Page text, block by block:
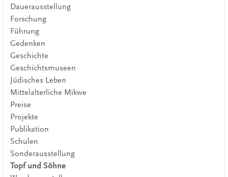
Dauerausstellung
Forschung
Führung
Gedenken
Geschichte
Geschichtsmuseen
Jüdisches Leben
Mittelalterliche Mikwe
Preise
Projekte
Publikation
Schulen
Sonderausstellung
Topf und Söhne